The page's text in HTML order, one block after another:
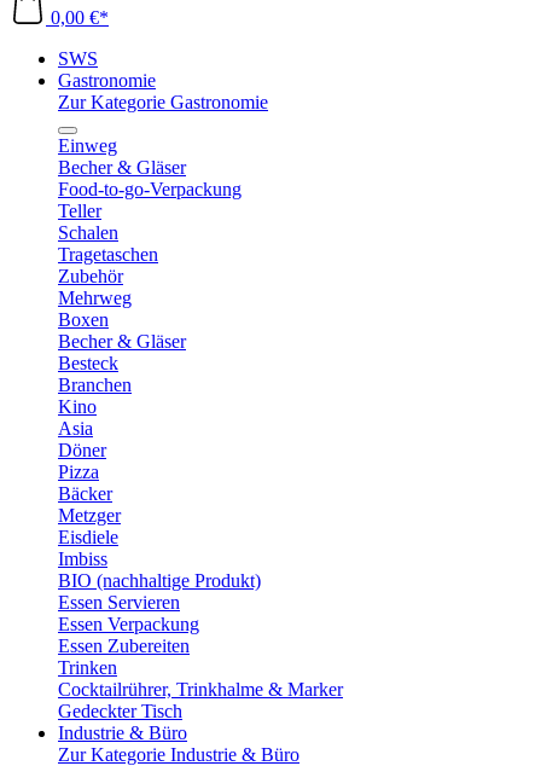
0,00 €*
SWS
Gastronomie
Zur Kategorie Gastronomie
Einweg
Becher & Gläser
Food-to-go-Verpackung
Teller
Schalen
Tragetaschen
Zubehör
Mehrweg
Boxen
Becher & Gläser
Besteck
Branchen
Kino
Asia
Döner
Pizza
Bäcker
Metzger
Eisdiele
Imbiss
BIO (nachhaltige Produkt)
Essen Servieren
Essen Verpackung
Essen Zubereiten
Trinken
Cocktailrührer, Trinkhalme & Marker
Gedeckter Tisch
Industrie & Büro
Zur Kategorie Industrie & Büro